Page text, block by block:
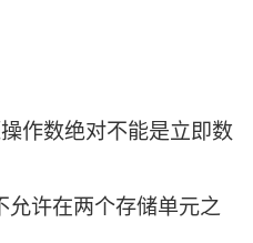
作数绝对不能是立即数
允许在两个存储单元之